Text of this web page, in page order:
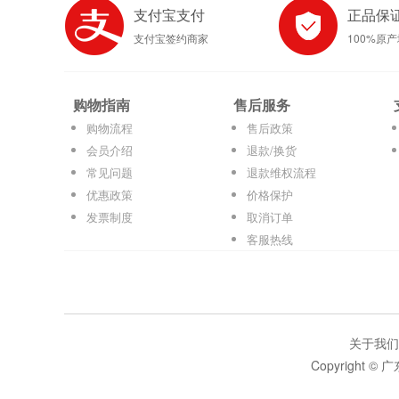
支付宝支付
支付宝签约商家
正品保
100%原
购物指南
购物流程
会员介绍
常见问题
优惠政策
发票制度
售后服务
售后政策
退款/换货
退款维权流程
价格保护
取消订单
客服热线
关于我们
Copyright © 广